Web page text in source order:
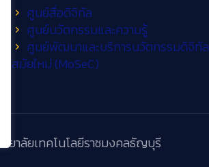
ศูนย์สื่อดิจิทัล
ศูนย์นวัตกรรมและความรู้
ศูนย์พัฒนาและบริการนวัตกรรมดิจิทัล
สมัยใหม่ (MoSeC)
ยาลัยเทคโนโลยีราชมงคลธัญบุรี